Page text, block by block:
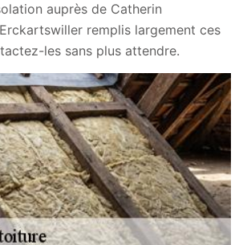
auprès de Catherin
remplis largement ces
les sans plus attendre.